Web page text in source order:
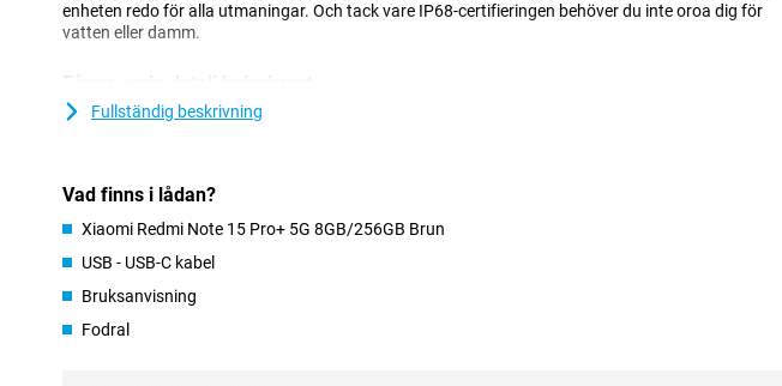
enheten redo för alla utmaningar. Och tack vare IP68-certifieringen behöver du inte oroa dig för
vatten eller damm.
Xiaomi Redmi Note 15 Pro+ 5G:s 200MP huvudkamera låter dig ta foton som verkligen imponerar.
jämna bilder och ljusa färger. Kameran stöds av smarta AI-funktioner. Detta gör att din enhet
automatiskt kan känna igen bilder och justera inställningarna för bästa resultat.
Batteri som enkelt räcker hela dagen
Med den enorma batterikapaciteten på 6 500 mAh behöver du inte oroa dig för att din telefon ska
bli tom. Redmi Note 15 Pro+ 5G 8GB/256GB Brun kommer enkelt att hålla en hel dag, även om du
spelar mycket, streamar eller använder sociala medier. Är ditt batteri ändå dött? Ingen stress!
Fullständig beskrivning
Vad finns i lådan?
Xiaomi Redmi Note 15 Pro+ 5G 8GB/256GB Brun
USB - USB-C kabel
Bruksanvisning
Fodral